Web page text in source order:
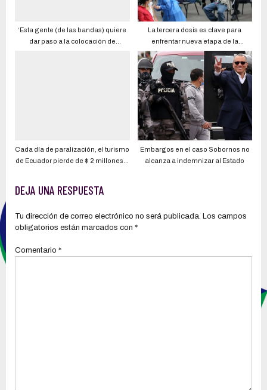
‘Esta gente (de las bandas) quiere
dar paso a la colocación de
La tercera dosis es clave para
enfrentar nueva etapa de la
pandemia
Cada día de paralización, el turismo
de Ecuador pierde de $ 2 millones a
Embargos en el caso Sobornos no
alcanza a indemnizar al Estado
DEJA UNA RESPUESTA
Tu dirección de correo electrónico no será publicada. Los campos
obligatorios están marcados con *
Comentario *